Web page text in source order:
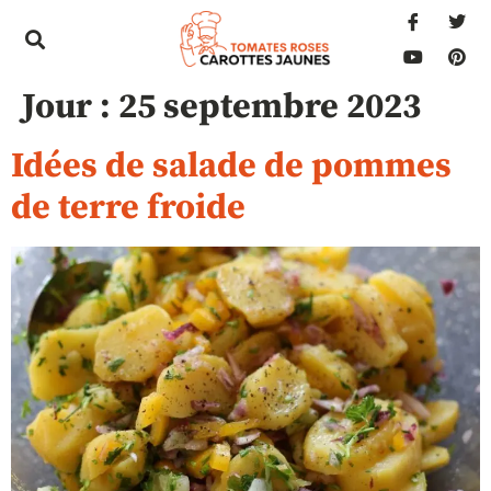
Jour : 25 septembre 2023
Idées de salade de pommes
de terre froide